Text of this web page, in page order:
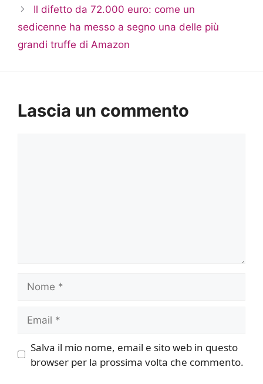
Il difetto da 72.000 euro: come un
sedicenne ha messo a segno una delle più
grandi truffe di Amazon
Lascia un commento
Salva il mio nome, email e sito web in questo
browser per la prossima volta che commento.